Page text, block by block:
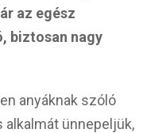
az egész
biztosan nagy
anyáknak szóló
alkalmát ünnepeljük,